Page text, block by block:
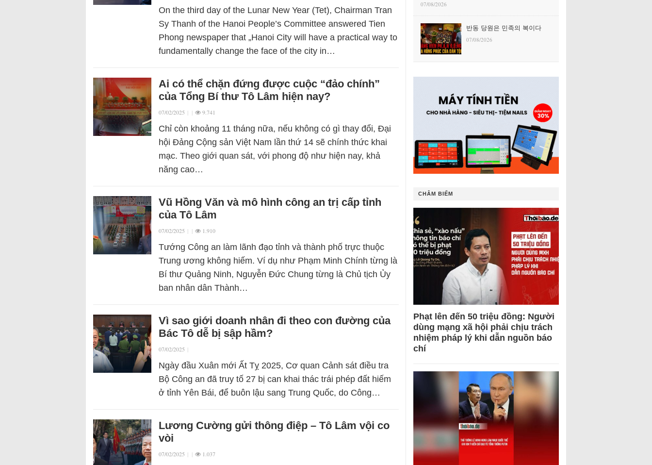
On the third day of the Lunar New Year (Tet), Chairman Tran
Sy Thanh of the Hanoi People’s Committee answered Tien
Phong newspaper that „Hanoi City will have a practical way to
fundamentally change the face of the city in…
Ai có thể chặn đứng được cuộc “đảo chính”
của Tổng Bí thư Tô Lâm hiện nay?
07/02/2025 | | 9.741
Chỉ còn khoảng 11 tháng nữa, nếu không có gì thay đổi, Đại
hội Đảng Cộng sản Việt Nam lần thứ 14 sẽ chính thức khai
mạc. Theo giới quan sát, với phong độ như hiện nay, khả
năng cao…
Vũ Hồng Văn và mô hình công an trị cấp tỉnh
của Tô Lâm
07/02/2025 | | 1.910
Tướng Công an làm lãnh đạo tỉnh và thành phố trực thuộc
Trung ương không hiếm. Ví dụ như Phạm Minh Chính từng là
Bí thư Quảng Ninh, Nguyễn Đức Chung từng là Chủ tịch Ủy
ban nhân dân Thành…
Vì sao giới doanh nhân đi theo con đường của
Bác Tô dễ bị sập hầm?
07/02/2025 |
Ngày đầu Xuân mới Ất Tỵ 2025, Cơ quan Cảnh sát điều tra
Bộ Công an đã truy tố 27 bị can khai thác trái phép đất hiếm
ở tỉnh Yên Bái, để buôn lậu sang Trung Quốc, do Công…
Lương Cường gửi thông điệp – Tô Lâm vội co
vòi
07/02/2025 | | 1.037
07/08/2026
반동 당원은 민족의 복이다
07/08/2026
CHÂM BIẾM
Phạt lên đến 50 triệu đồng: Người
dùng mạng xã hội phải chịu trách
nhiệm pháp lý khi dẫn nguồn báo
chí